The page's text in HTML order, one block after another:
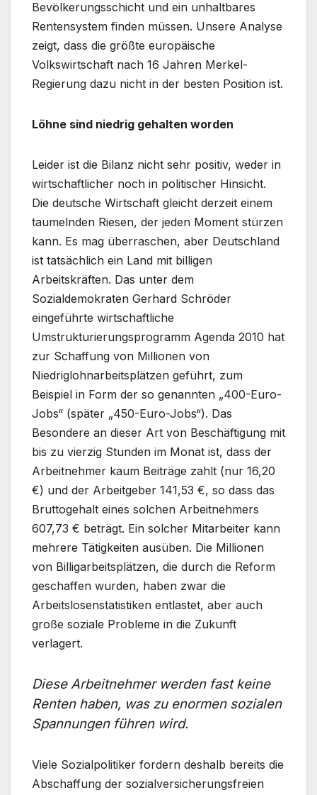
Bevölkerungsschicht und ein unhaltbares
Rentensystem finden müssen. Unsere Analyse
zeigt, dass die größte europäische
Volkswirtschaft nach 16 Jahren Merkel-
Regierung dazu nicht in der besten Position ist.
Löhne sind niedrig gehalten worden
Leider ist die Bilanz nicht sehr positiv, weder in
wirtschaftlicher noch in politischer Hinsicht.
Die deutsche Wirtschaft gleicht derzeit einem
taumelnden Riesen, der jeden Moment stürzen
kann. Es mag überraschen, aber Deutschland
ist tatsächlich ein Land mit billigen
Arbeitskräften. Das unter dem
Sozialdemokraten Gerhard Schröder
eingeführte wirtschaftliche
Umstrukturierungsprogramm Agenda 2010 hat
zur Schaffung von Millionen von
Niedriglohnarbeitsplätzen geführt, zum
Beispiel in Form der so genannten „400-Euro-
Jobs“ (später „450-Euro-Jobs“). Das
Besondere an dieser Art von Beschäftigung mit
bis zu vierzig Stunden im Monat ist, dass der
Arbeitnehmer kaum Beiträge zahlt (nur 16,20
€) und der Arbeitgeber 141,53 €, so dass das
Bruttogehalt eines solchen Arbeitnehmers
607,73 € beträgt. Ein solcher Mitarbeiter kann
mehrere Tätigkeiten ausüben. Die Millionen
von Billigarbeitsplätzen, die durch die Reform
geschaffen wurden, haben zwar die
Arbeitslosenstatistiken entlastet, aber auch
große soziale Probleme in die Zukunft
verlagert.
Diese Arbeitnehmer werden fast keine
Renten haben, was zu enormen sozialen
Spannungen führen wird.
Viele Sozialpolitiker fordern deshalb bereits die
Abschaffung der sozialversicherungsfreien